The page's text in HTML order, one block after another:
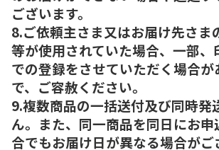
ございます。
8.ご依頼主さま又はお届け先さま
等が使用されていた場合、一部、
での登録をさせていただく場合が
で、ご容赦ください。
9.複数商品の一括送付及び同時発
ん。また、同一商品を同日にお申
合でもお届け日が異なる場合がご